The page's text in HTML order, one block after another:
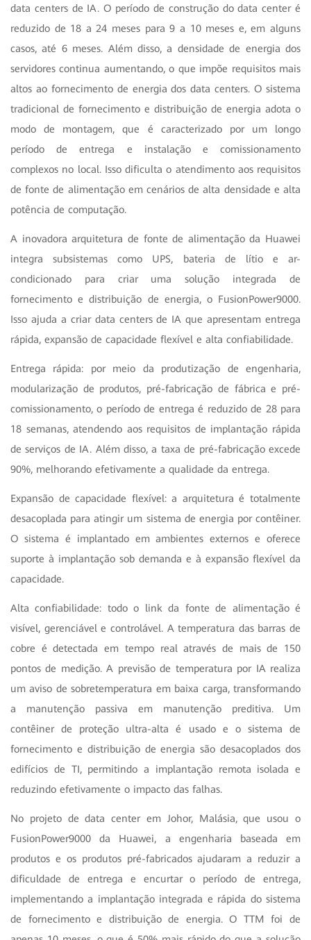
data centers de IA. O período de construção do data center é
reduzido de 18 a 24 meses para 9 a 10 meses e, em alguns
casos, até 6 meses. Além disso, a densidade de energia dos
servidores continua aumentando, o que impõe requisitos mais
altos ao fornecimento de energia dos data centers. O sistema
tradicional de fornecimento e distribuição de energia adota o
modo de montagem, que é caracterizado por um longo
período de entrega e instalação e comissionamento
complexos no local. Isso dificulta o atendimento aos requisitos
de fonte de alimentação em cenários de alta densidade e alta
potência de computação.
A inovadora arquitetura de fonte de alimentação da Huawei
integra subsistemas como UPS, bateria de lítio e ar-
condicionado para criar uma solução integrada de
fornecimento e distribuição de energia, o FusionPower9000.
Isso ajuda a criar data centers de IA que apresentam entrega
rápida, expansão de capacidade flexível e alta confiabilidade.
Entrega rápida: por meio da produtização de engenharia,
modularização de produtos, pré-fabricação de fábrica e pré-
comissionamento, o período de entrega é reduzido de 28 para
18 semanas, atendendo aos requisitos de implantação rápida
de serviços de IA. Além disso, a taxa de pré-fabricação excede
90%, melhorando efetivamente a qualidade da entrega.
Expansão de capacidade flexível: a arquitetura é totalmente
desacoplada para atingir um sistema de energia por contêiner.
O sistema é implantado em ambientes externos e oferece
suporte à implantação sob demanda e à expansão flexível da
capacidade.
Alta confiabilidade: todo o link da fonte de alimentação é
visível, gerenciável e controlável. A temperatura das barras de
cobre é detectada em tempo real através de mais de 150
pontos de medição. A previsão de temperatura por IA realiza
um aviso de sobretemperatura em baixa carga, transformando
a manutenção passiva em manutenção preditiva. Um
contêiner de proteção ultra-alta é usado e o sistema de
fornecimento e distribuição de energia são desacoplados dos
edifícios de TI, permitindo a implantação remota isolada e
reduzindo efetivamente o impacto das falhas.
No projeto de data center em Johor, Malásia, que usou o
FusionPower9000 da Huawei, a engenharia baseada em
produtos e os produtos pré-fabricados ajudaram a reduzir a
dificuldade de entrega e encurtar o período de entrega,
implementando a implantação integrada e rápida do sistema
de fornecimento e distribuição de energia. O TTM foi de